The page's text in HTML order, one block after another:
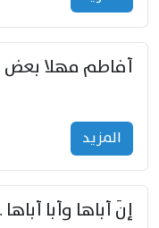
المزید
إنّ أباها وأبا